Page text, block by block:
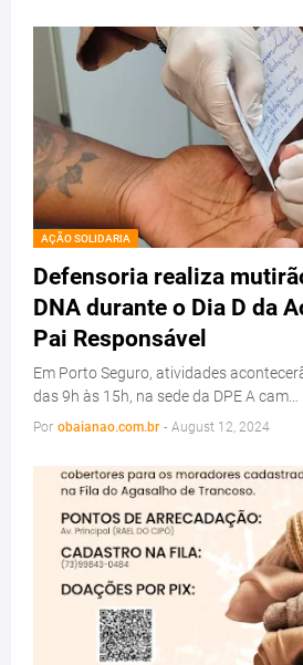
AÇÃO SOLIDARIA
Defensoria realiza
DNA durante o Dia D da
Pai Responsável
Em Porto Seguro, atividades
das 9h às 15h, na sede da DPE A cam…
Por obaianao.com.br - August 12, 2024